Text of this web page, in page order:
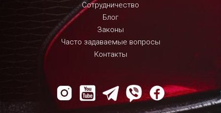
Сотрудничество
Блог
Законы
Часто задаваемые вопросы
Контакты